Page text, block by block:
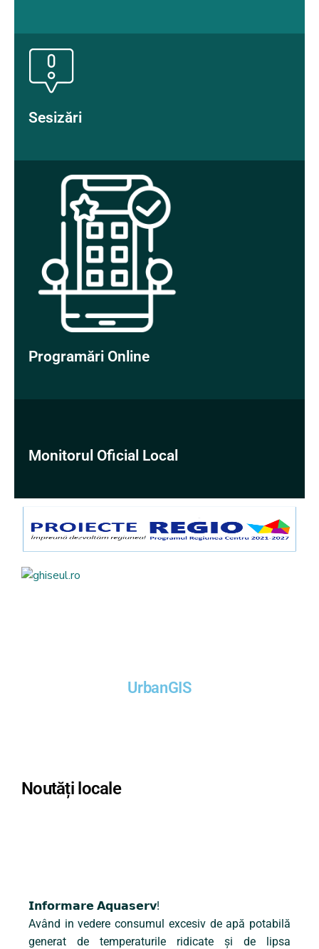
Sesizări
Programări Online
Monitorul Oficial Local
UrbanGIS
Noutăți locale
𝗜𝗻𝗳𝗼𝗿𝗺𝗮𝗿𝗲 𝗔𝗾𝘂𝗮𝘀𝗲𝗿𝘃!
Având in vedere consumul excesiv de apă potabilă
generat de temperaturile ridicate și de lipsa